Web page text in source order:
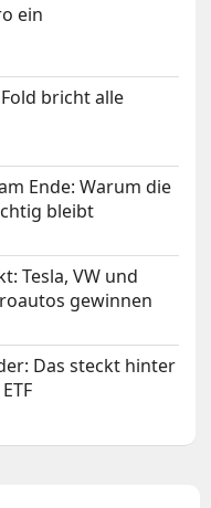
ein
bricht alle
Ende: Warum die
bleibt
Tesla, VW und
gewinnen
Das steckt hinter